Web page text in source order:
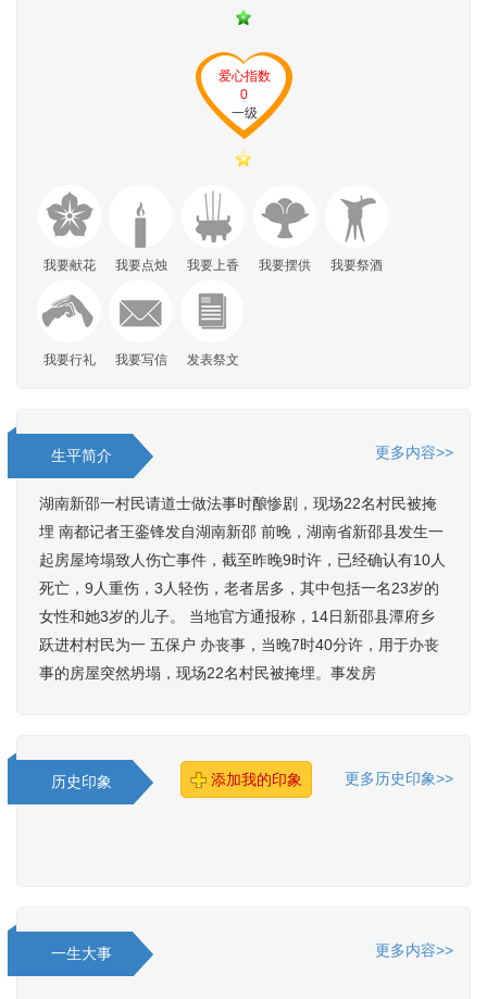
爱心指数
0
一级
我要献花 我要点烛 我要上香 我要摆供 我要祭酒
我要行礼 我要写信 发表祭文
生平简介 更多内容>>
湖南新邵一村民请道士做法事时酿惨剧，现场22名村民被掩
埋 南都记者王銮锋发自湖南新邵 前晚，湖南省新邵县发生一
起房屋垮塌致人伤亡事件，截至昨晚9时许，已经确认有10人
死亡，9人重伤，3人轻伤，老者居多，其中包括一名23岁的
女性和她3岁的儿子。 当地官方通报称，14日新邵县潭府乡
跃进村村民为一 五保户 办丧事，当晚7时40分许，用于办丧
事的房屋突然坍塌，现场22名村民被掩埋。事发房
历史印象 添加我的印象 更多历史印象>>
一生大事 更多内容>>